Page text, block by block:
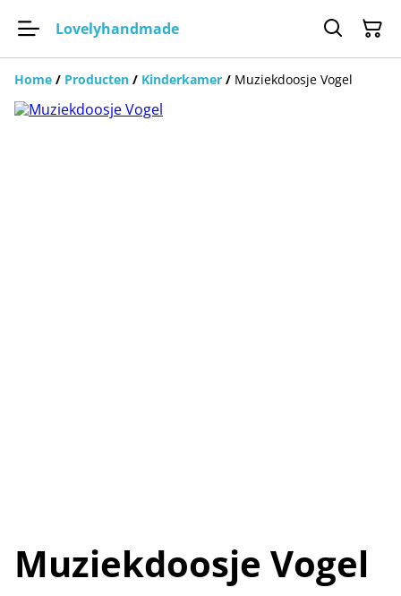
Lovelyhandmade
Home / Producten / Kinderkamer / Muziekdoosje Vogel
Muziekdoosje Vogel